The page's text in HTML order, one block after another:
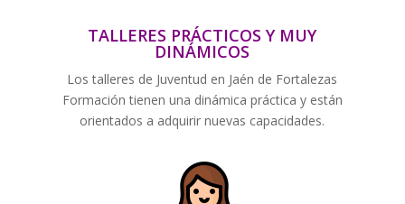
TALLERES PRÁCTICOS Y MUY
DINÁMICOS
Los talleres de Juventud en Jaén de Fortalezas
Formación tienen una dinámica práctica y están
orientados a adquirir nuevas capacidades.